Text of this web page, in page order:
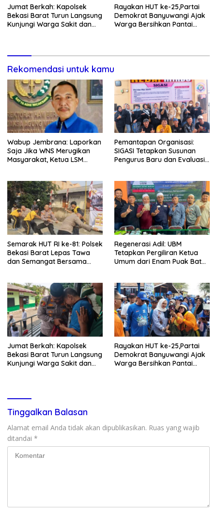
Jumat Berkah: Kapolsek
Bekasi Barat Turun Langsung
Kunjungi Warga Sakit dan
Rayakan HUT ke-25,Partai
Demokrat Banyuwangi Ajak
Warga Bersihkan Pantai
Rekomendasi untuk kamu
Wabup Jembrana: Laporkan
Saja Jika WNS Merugikan
Masyarakat, Ketua LSM
Anggota Kelompok Ahli
Pemkab
Pemantapan Organisasi:
SIGASI Tetapkan Susunan
Pengurus Baru dan Evaluasi
Semarak HUT RI ke-81: Polsek
Bekasi Barat Lepas Tawa
dan Semangat Bersama
Regenerasi Adil: UBM
Tetapkan Pergiliran Ketua
Umum dari Enam Puak Batak
Jumat Berkah: Kapolsek
Bekasi Barat Turun Langsung
Kunjungi Warga Sakit dan
Rayakan HUT ke-25,Partai
Demokrat Banyuwangi Ajak
Warga Bersihkan Pantai
Tinggalkan Balasan
Alamat email Anda tidak akan dipublikasikan. Ruas yang wajib
ditandai *